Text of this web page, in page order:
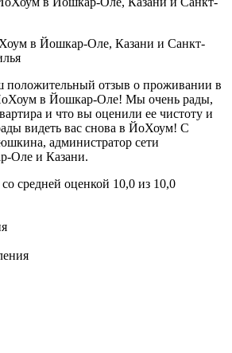
в Йошкар-Оле, Казани и Санкт-
положительный отзыв о проживании в
в Йошкар-Оле! Мы очень рады,
и что вы оценили ее чистоту и
видеть вас снова в ЙоХоум! С
администратор сети
Оле и Казани.
средней оценкой 10,0 из 10,0